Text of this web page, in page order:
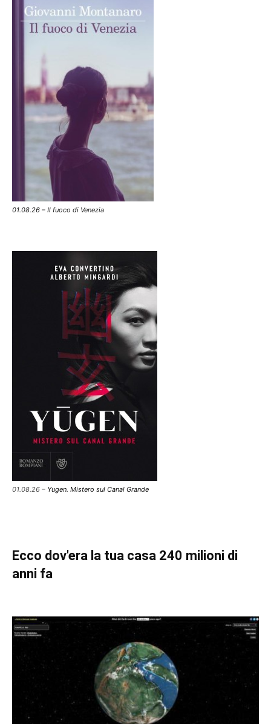
01.08.26 – Il fuoco di Venezia
01.08.26 – Yugen. Mistero sul Canal Grande
Ecco dov'era la tua casa 240 milioni di
anni fa